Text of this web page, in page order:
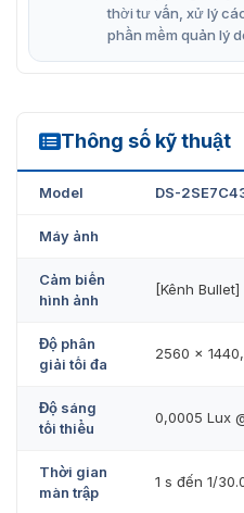
thời tư vấn, xử lý
phần mềm quản lý
Thông số kỹ thuật
DS-2SE7C432IWG-
Model DS-
Máy ảnh
Cảm biến
hình ảnh
[Kênh
Độ phân
giải tối đa
2560 ×
Độ sáng
tối thiểu
0,0005 Lux
Thời gian
màn trập
1 s đến 1/